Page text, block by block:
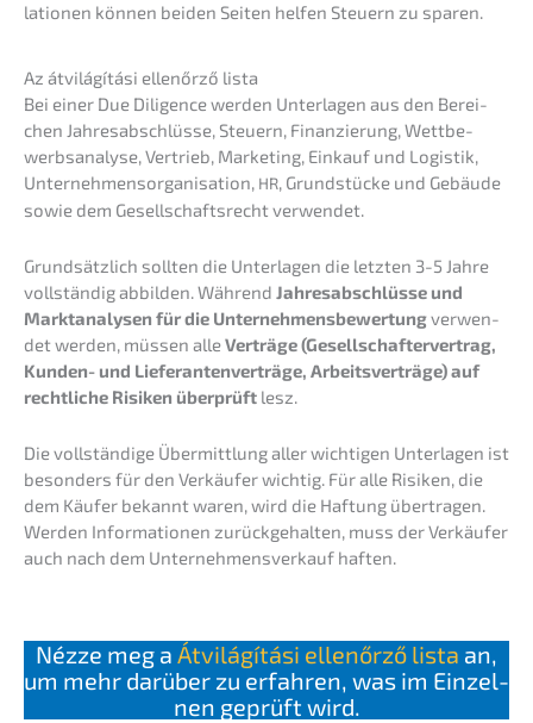
la­tio­nen können beiden Seiten helfen Steuern zu sparen.
Az átvilá­gí­tá­si ellenőr­ző lista
Bei einer Due Diligence werden Unter­la­gen aus den Berei­
chen Jahres­ab­schlüs­se, Steuern, Finan­zie­rung, Wettbe­
werbs­ana­ly­se, Vertrieb, Marke­ting, Einkauf und Logis­tik,
Unter­neh­mens­or­ga­ni­sa­ti­on, HR, Grund­stü­cke und Gebäu­de
sowie dem Gesell­schafts­recht verwendet.
Grund­sätz­lich sollten die Unter­la­gen die letzten 3-5 Jahre
vollstän­dig abbil­den. Während Jahres­ab­schlüs­se und
Markt­ana­ly­sen für die Unter­neh­mens­be­wer­tungverwen­
det werden, müssen alleVerträ­ge (Gesell­schaf­ter­ver­trag,
Kunden- und Liefe­ran­ten­ver­trä­ge, Arbeits­ver­trä­ge) auf
recht­li­che Risiken überprüft lesz.
Die vollstän­di­ge Übermitt­lung aller wichti­gen Unter­la­gen ist
beson­ders für den Verkäu­fer wichtig. Für alle Risiken, die
dem Käufer bekannt waren, wird die Haftung übertra­gen.
Werden Infor­ma­tio­nen zurück­ge­hal­ten, muss der Verkäu­fer
auch nach dem Unter­nehmens­verkauf haften.
Nézze meg a Átvilá­gí­tá­si ellenőr­ző lista an,
um mehr darüber zu erfah­ren, was im Einzel­
nen geprüft wird.